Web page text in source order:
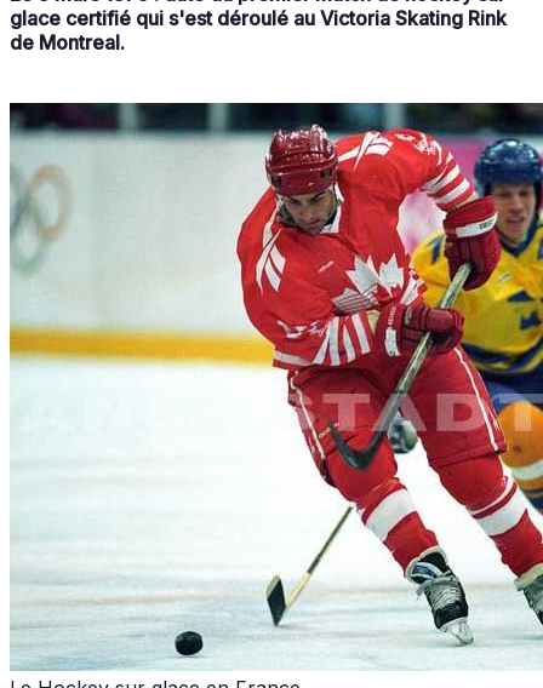
glace certifié qui s'est déroulé au Victoria Skating Rink
de Montreal.